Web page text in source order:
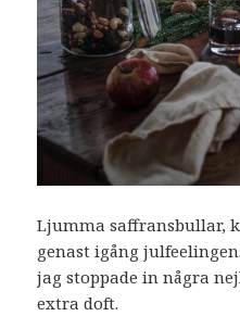
Ljumma saffransbullar,
genast igång
jag stoppade in några
extra doft.